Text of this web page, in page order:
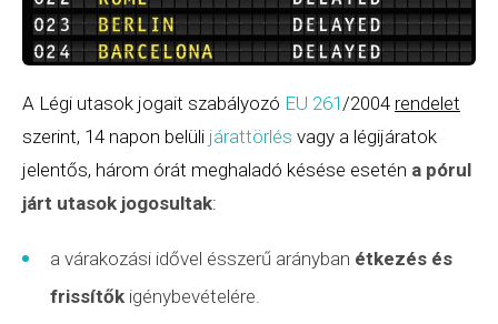
A Légi utasok jogait szabályozó EU 261 /2004 rendelet
szerint, 14 napon belüli járattörlés vagy a légijáratok
jelentős, három órát meghaladó késése esetén a pórul
járt utasok jogosultak:
a várakozási idővel ésszerű arányban étkezés és
frissítők igénybevételére.